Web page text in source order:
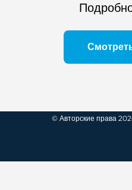
© Авторские права